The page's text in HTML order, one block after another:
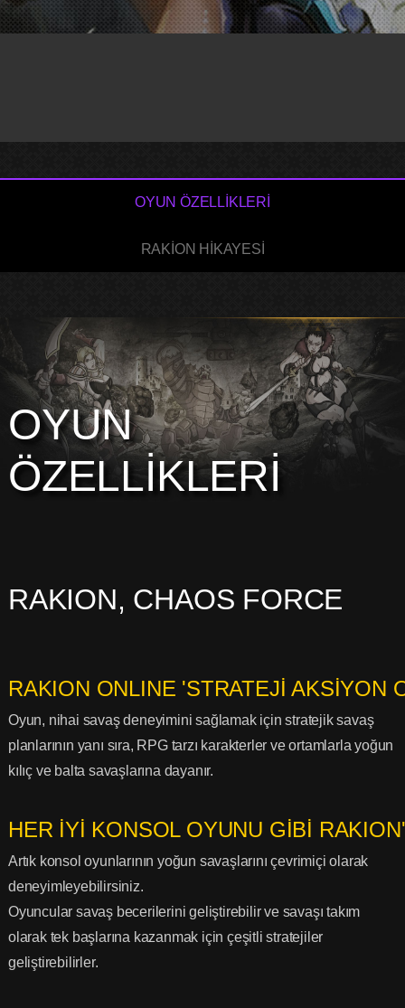
OYUN ÖZELLİKLERİ
RAKİON HİKAYESİ
OYUN
ÖZELLİKLERİ
RAKION, CHAOS FORCE
RAKION ONLINE 'STRATEJİ AKSİYON
Oyun, nihai savaş deneyimini sağlamak için stratejik savaş
planlarının yanı sıra, RPG tarzı karakterler ve ortamlarla yoğun
kılıç ve balta savaşlarına dayanır.
HER İYİ KONSOL OYUNU GİBİ
Artık konsol oyunlarının yoğun savaşlarını çevrimiçi olarak
deneyimleyebilirsiniz.
Oyuncular savaş becerilerini geliştirebilir ve savaşı takım
olarak tek başlarına kazanmak için çeşitli stratejiler
geliştirebilirler.